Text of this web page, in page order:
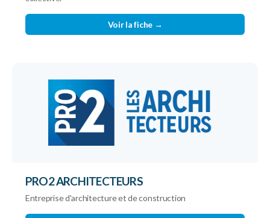
Voir la fiche →
PRO2 ARCHITECTEURS
Entreprise d'architecture et de construction